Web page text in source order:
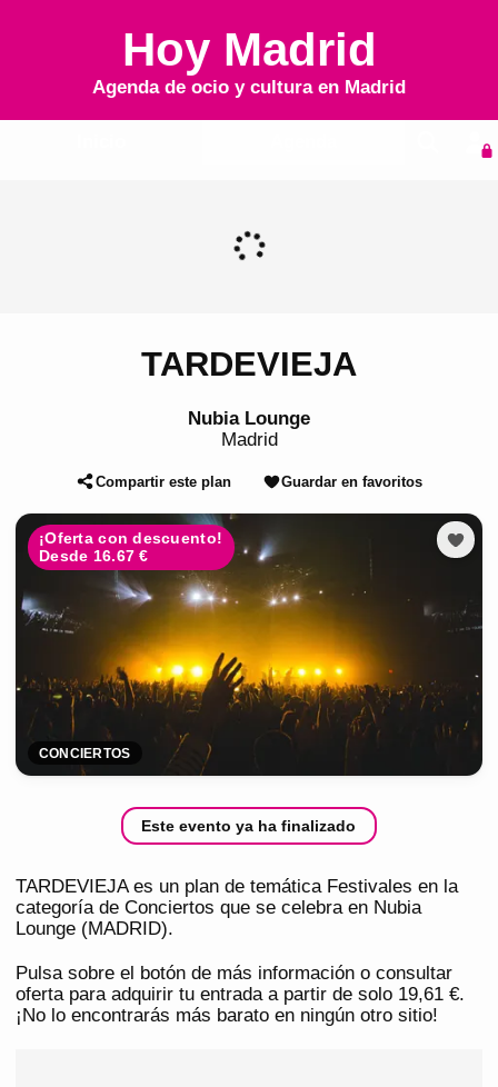
Hoy Madrid
Agenda de ocio y cultura en Madrid
TARDEVIEJA
Nubia Lounge
Madrid
Compartir este plan Guardar en favoritos
¡Oferta con descuento!
Desde 16.67 €
CONCIERTOS
Este evento ya ha finalizado
TARDEVIEJA es un plan de temática Festivales en la
categoría de Conciertos que se celebra en Nubia
Lounge (MADRID).
Pulsa sobre el botón de más información o consultar
oferta para adquirir tu entrada a partir de solo 19,61 €.
¡No lo encontrarás más barato en ningún otro sitio!